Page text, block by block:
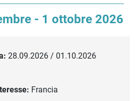
- 1 ottobre 2026
28.09.2026 / 01.10.2026
Francia